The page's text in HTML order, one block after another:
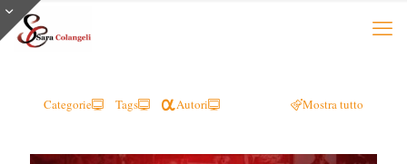
Categorie Tags Autori Mostra tutto